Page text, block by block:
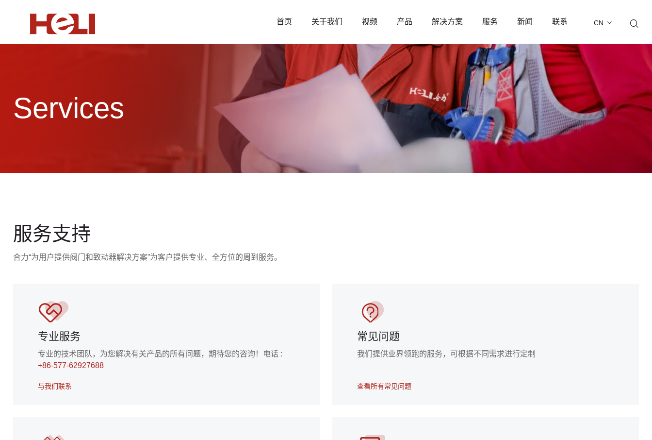
首页 关于我们 视频 产品 解决方案 服务 新闻 联系 CN
Services
服务支持
合力“为用户提供阀门和致动器解决方案”为客户提供专业、全方位的周到服务。
专业服务
专业的技术团队，为您解决有关产品的所有问题，期待您的咨询！电话 :
+86-577-62927688
与我们联系
常见问题
我们提供业界领跑的服务，可根据不同需求进行定制
查看所有常见问题